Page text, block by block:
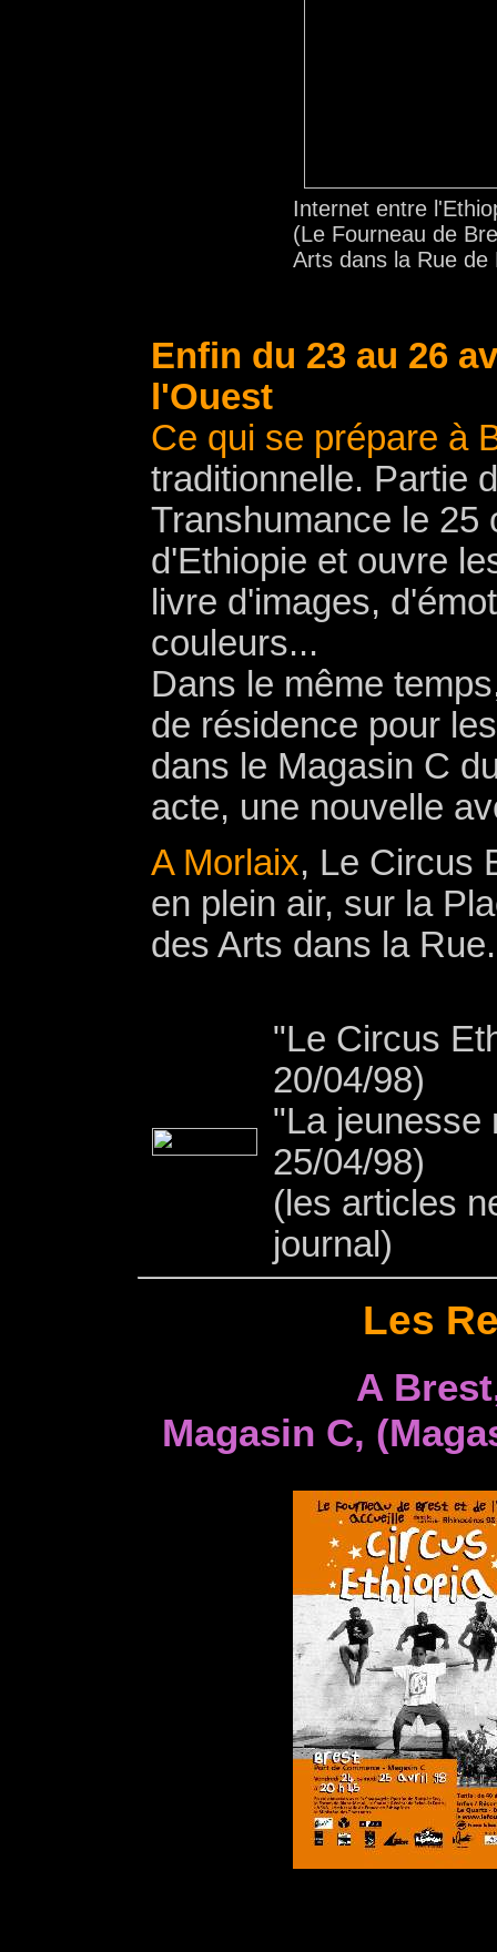
Internet entre
(Le Fourneau de
Arts dans la Rue de
Enfin du 23 au 26
l'Ouest
Ce qui se prépare à
traditionnelle. Partie
Transhumance le 25
d'Ethiopie et ouvre
livre d'images,
couleurs...
Dans le même
de résidence pour
dans le Magasin C
acte, une nouvelle
A Morlaix, Le Circus
en plein air, sur la
des Arts dans la Rue.
"Le Circus
20/04/98)
"La jeunesse
25/04/98)
(les articles
journal)
Les
A
Magasin C,